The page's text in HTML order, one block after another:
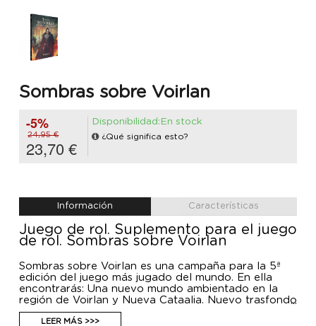
Sombras sobre Voirlan
-5%
24,95 €
23,70 €
Disponibilidad:En stock
¿Qué significa esto?
Información Características
Juego de rol. Suplemento para el juego
de rol. Sombras sobre Voirlan
Sombras sobre Voirlan es una campaña para la 5ª
edición del juego más jugado del mundo. En ella
encontrarás: Una nuevo mundo ambientado en la
región de Voirlan y Nueva Cataalia. Nuevo trasfondo
para tus personajes Crea tu hermandad como magus
caballero o representante de Sol 6 aventuras
LEER MÁS >>>